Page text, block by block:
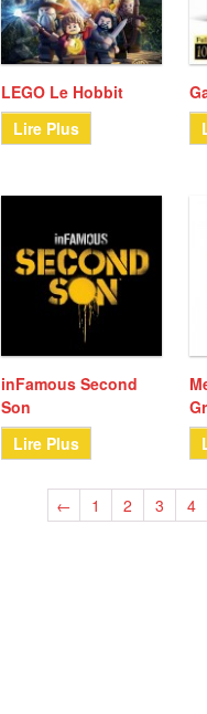
LEGO Le Hobbit
Lire Plus
inFamous Second
Son
Lire Plus
← 1 2 3 4